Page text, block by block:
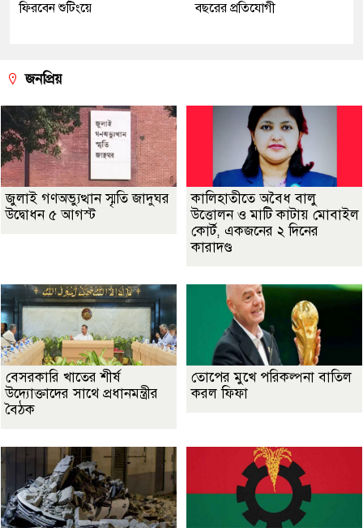
ফিরবেন শুটিংয়ে বছরের প্রতিযোগী
জনপ্রিয়
জুলাই গণঅভ্যুত্থান স্মৃতি জাদুঘর
উদ্বোধন ৫ আগস্ট
কালিহাতীতে অবৈধ বালু
উত্তোলন ও মাটি কাটায় মোবাইল
কোর্ট, একজনের ২ দিনের
কারাদণ্ড
বেসরকারি খাতের শীর্ষ
উদ্যোক্তাদের সাথে প্রধানমন্ত্রীর
বৈঠক
তোপের মুখে পরিকল্পনা বাতিল
করল ফিফা